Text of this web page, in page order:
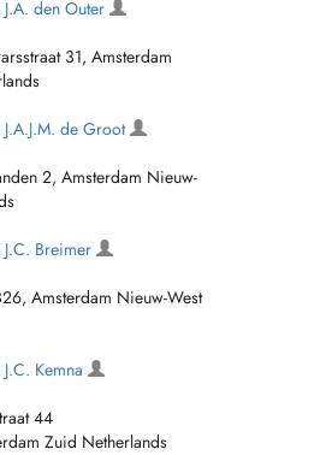
den Outer
31, Amsterdam
de Groot
2, Amsterdam Nieuw-
Breimer
Amsterdam Nieuw-West
Kemna
44
Zuid Netherlands